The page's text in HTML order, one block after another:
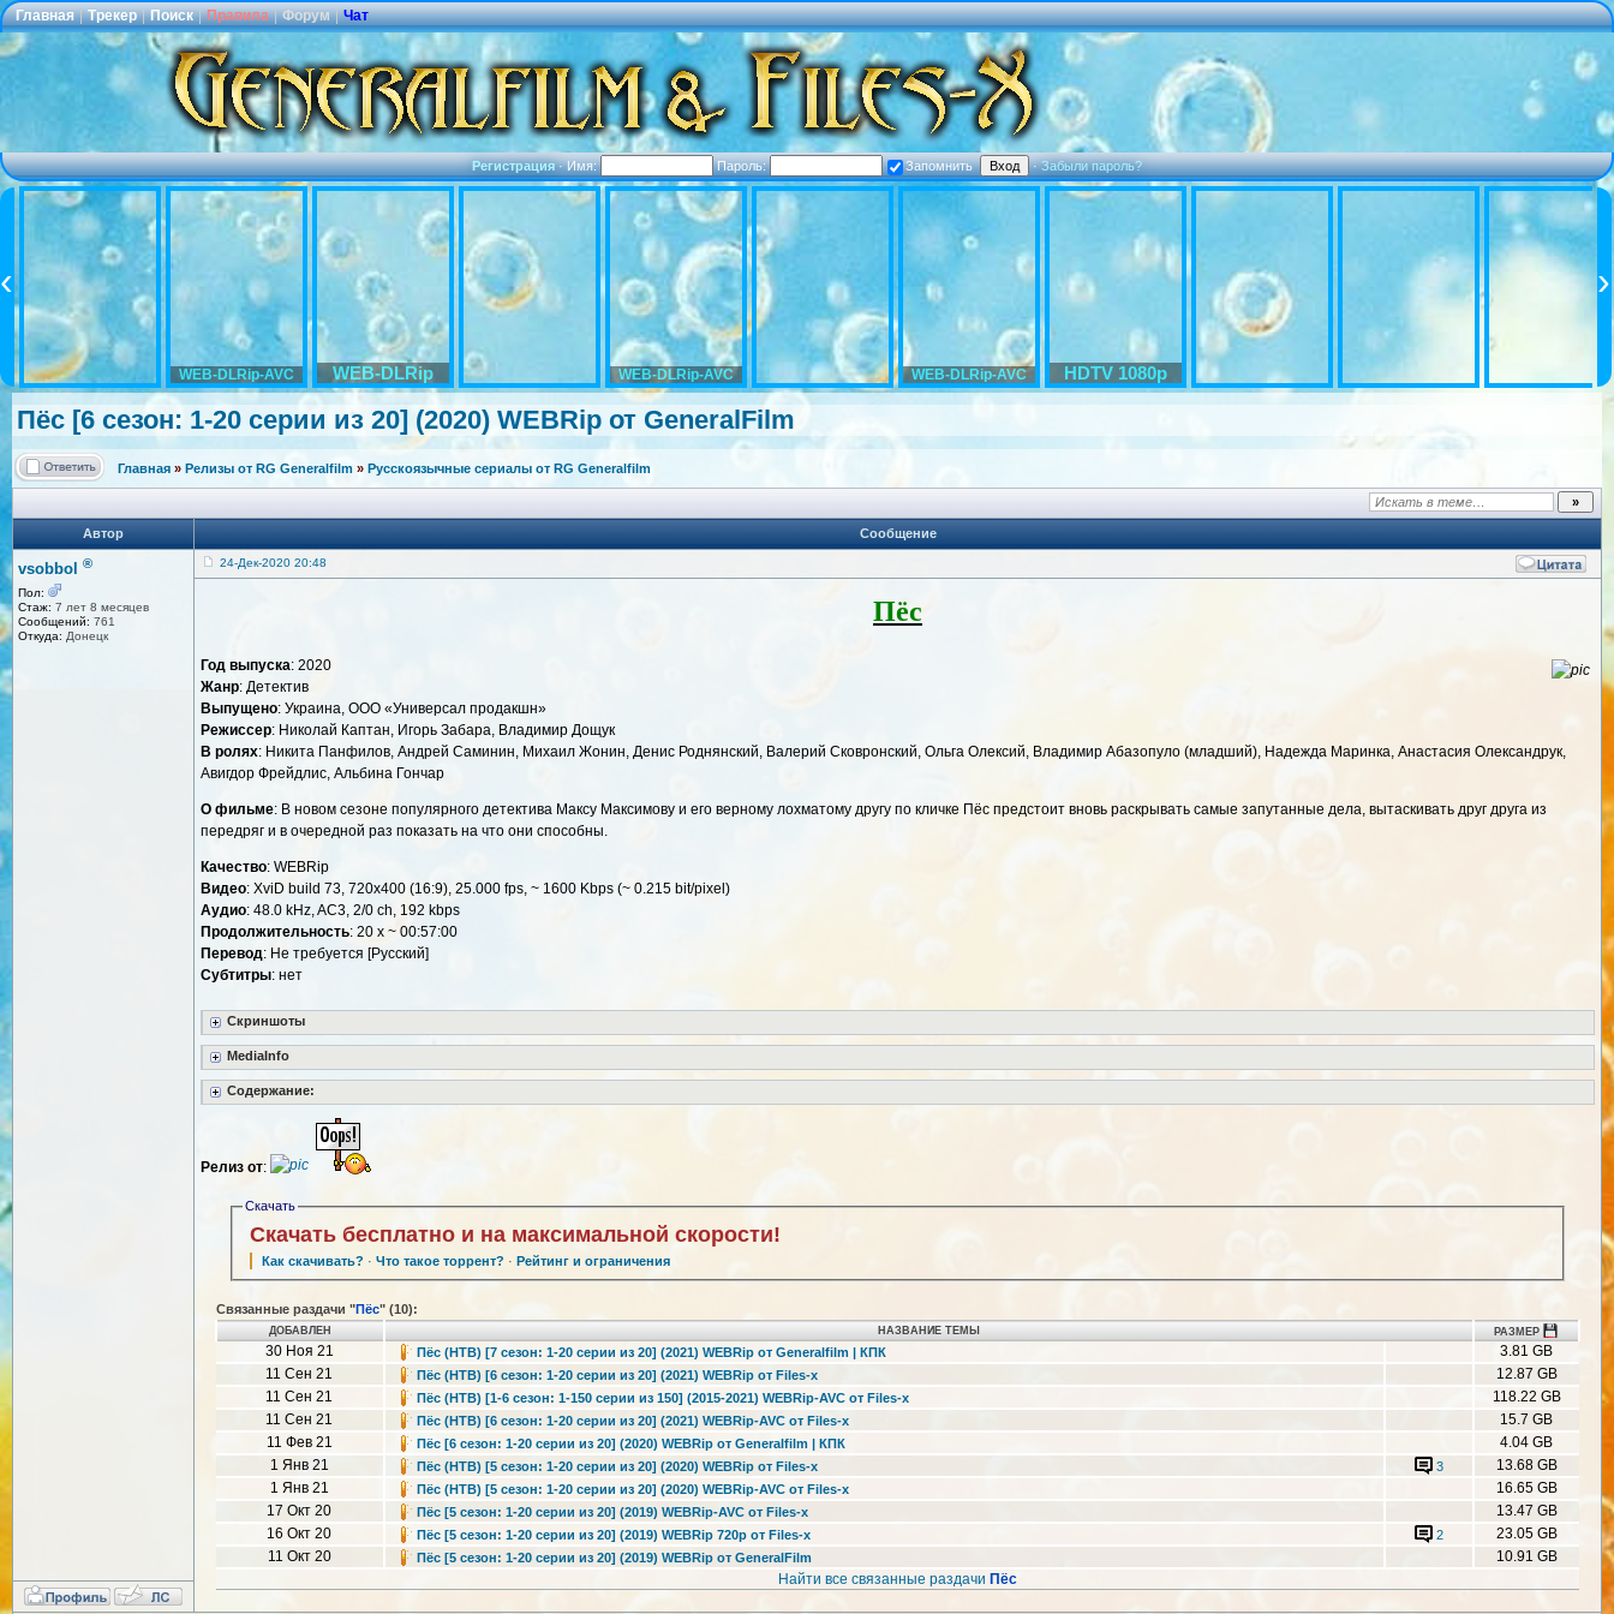
Главная | Трекер | Поиск | Правила | Форум | Чат
Регистрация·Имя: Пароль: Запомнить ·Забыли пароль?
WEB-DLRip-AVC WEB-DLRip WEB-DLRip-AVC WEB-DLRip-AVC HDTV 1080p
Пёс [6 сезон: 1-20 серии из 20] (2020) WEBRip от GeneralFilm
Главная » Релизы от RG Generalfilm » Русскоязычные сериалы от RG Generalfilm
Автор Сообщение
vsobbol ®
Пол:
Стаж: 7 лет 8 месяцев
Сообщений: 761
Откуда: Донецк
24-Дек-2020 20:48
Пёс
Год выпуска: 2020
Жанр: Детектив
Выпущено: Украина, ООО «Универсал продакшн»
Режиссер: Николай Каптан, Игорь Забара, Владимир Дощук
В ролях: Никита Панфилов, Андрей Саминин, Михаил Жонин, Денис Роднянский, Валерий Сковронский, Ольга Олексий, Владимир Абазопуло (младший), Надежда Маринка, Анастасия Олександрук,
Авигдор Фрейдлис, Альбина Гончар
О фильме: В новом сезоне популярного детектива Максу Максимову и его верному лохматому другу по кличке Пёс предстоит вновь раскрывать самые запутанные дела, вытаскивать друг друга из
передряг и в очередной раз показать на что они способны.
Качество: WEBRip
Видео: XviD build 73, 720x400 (16:9), 25.000 fps, ~ 1600 Kbps (~ 0.215 bit/pixel)
Аудио: 48.0 kHz, AC3, 2/0 ch, 192 kbps
Продолжительность: 20 x ~ 00:57:00
Перевод: Не требуется [Русский]
Cубтитры: нет
Скриншоты
MediaInfo
Содержание:
Релиз от:
Скачать
Скачать бесплатно и на максимальной скорости!
Как скачивать? ·Что такое торрент? · Рейтинг и ограничения
Связанные раздачи "Пёс" (10):
ДОБАВЛЕН НАЗВАНИЕ ТЕМЫ РАЗМЕР
30 Ноя 21 Пёс (НТВ) [7 сезон: 1-20 серии из 20] (2021) WEBRip от Generalfilm | КПК
3.81 GB
11 Сен 21
Пёс (НТВ) [6 сезон: 1-20 серии из 20] (2021) WEBRip от Files-х
12.87 GB
11 Сен 21
Пёс (НТВ) [1-6 сезон: 1-150 серии из 150] (2015-2021) WEBRip-AVC от Files-х
118.22 GB
11 Сен 21
Пёс (НТВ) [6 сезон: 1-20 серии из 20] (2021) WEBRip-AVC от Files-х
15.7 GB
11 Фев 21
Пёс [6 сезон: 1-20 серии из 20] (2020) WEBRip от Generalfilm | КПК
4.04 GB
1 Янв 21
Пёс (НТВ) [5 сезон: 1-20 серии из 20] (2020) WEBRip от Files-х 3
13.68 GB
1 Янв 21
Пёс (НТВ) [5 сезон: 1-20 серии из 20] (2020) WEBRip-AVC от Files-х
16.65 GB
17 Окт 20
Пёс [5 сезон: 1-20 серии из 20] (2019) WEBRip-AVC от Files-х
13.47 GB
16 Окт 20
Пёс [5 сезон: 1-20 серии из 20] (2019) WEBRip 720p от Files-x 2
23.05 GB
11 Окт 20
Пёс [5 сезон: 1-20 серии из 20] (2019) WEBRip от GeneralFilm
10.91 GB
Найти все связанные раздачи Пёс